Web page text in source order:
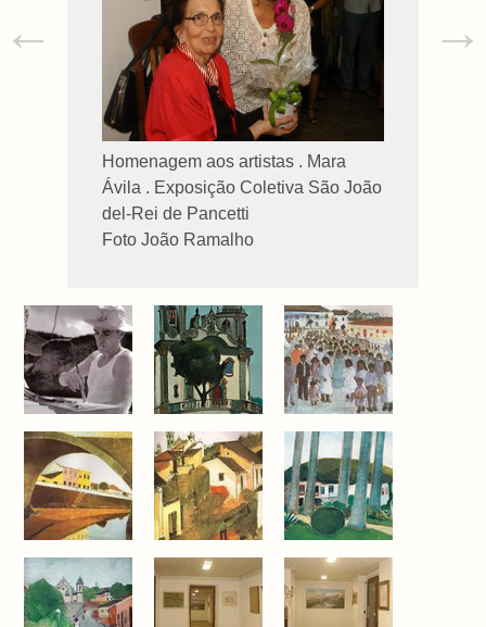
Homenagem aos artistas . Mara
Ávila . Exposição Coletiva São João
del-Rei de Pancetti
Foto João Ramalho
← →